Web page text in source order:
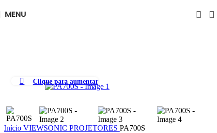
MENU
Clique para aumentar
Início VIEWSONIC PROJETORES PA700S